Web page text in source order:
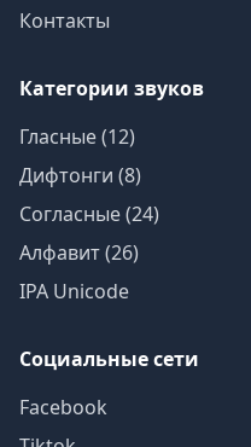
Контакты
Категории звуков
Гласные (12)
Дифтонги (8)
Согласные (24)
Алфавит (26)
IPA Unicode
Социальные сети
Facebook